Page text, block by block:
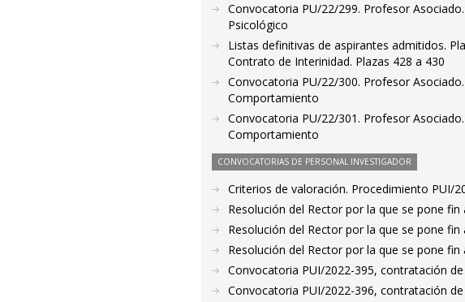
Convocatoria PU/22/299. Profesor
Psicológico
Listas definitivas de aspirantes admitidos.
Contrato de Interinidad. Plazas 428 a 430
Convocatoria PU/22/300. Profesor
Comportamiento
Convocatoria PU/22/301. Profesor
Comportamiento
CONVOCATORIAS DE PERSONAL INVESTIGADOR
Criterios de valoración. Procedimiento PUI/
Resolución del Rector por la que se pone
Resolución del Rector por la que se pone
Resolución del Rector por la que se pone
Convocatoria PUI/2022-395, contratación
Convocatoria PUI/2022-396, contratación